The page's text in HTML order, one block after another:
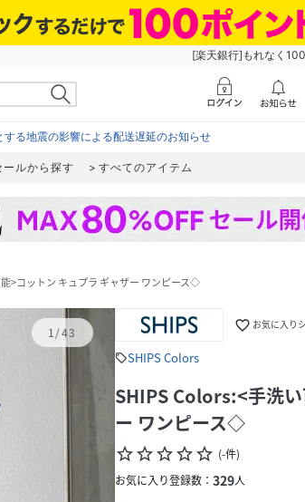
[楽天銀行]もれなく
する地震の影響による配送遅延のお知らせ
ールから探す すべてのアイテム
>コットン キュプラ ギャザー ワンピース◇
1/43 favorite_border お気に入り
sellSHIPS Colors
SHIPS Colors:<手洗
ー ワンピース◇
star_borderstar_borderstar_borderstar_borderstar_border (-件)
お気に入り登録数： 329人